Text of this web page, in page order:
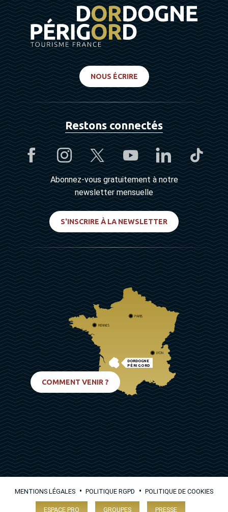
NOUS ÉCRIRE
Restons connectés
Abonnez-vous gratuitement à notre
newsletter mensuelle
S'INSCRIRE À LA NEWSLETTER
DORDOGNE
PÉRIGORD
PARIS
RENNES
LYON
COMMENT VENIR ?
MENTIONS LÉGALES • POLITIQUE RGPD • POLITIQUE DE COOKIES
ESPACE PRO GROUPES PRESSE